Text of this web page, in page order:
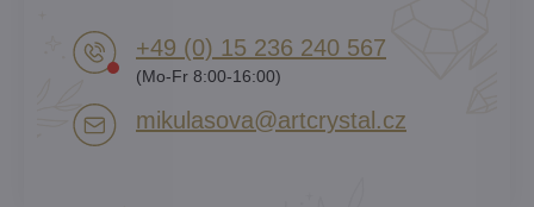
+49 (0) 15 236 240 567
(Mo-Fr 8:00-16:00)
mikulasova​@artcrystal​.cz